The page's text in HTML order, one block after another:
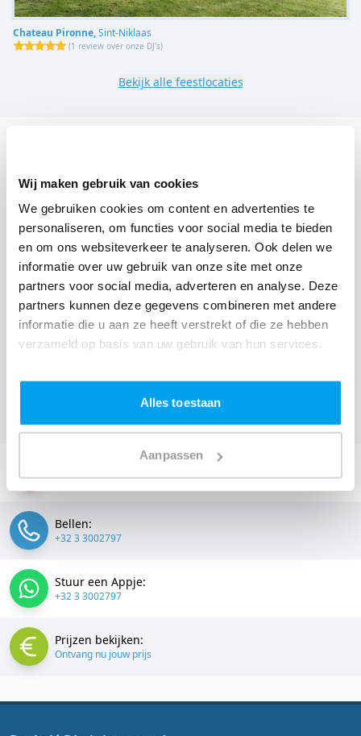
Wij maken gebruik van cookies
We gebruiken cookies om content en advertenties te
personaliseren, om functies voor social media te bieden
en om ons websiteverkeer te analyseren. Ook delen we
informatie over uw gebruik van onze site met onze
partners voor social media, adverteren en analyse. Deze
partners kunnen deze gegevens combineren met andere
informatie die u aan ze heeft verstrekt of die ze hebben
verzameld op basis van uw gebruik van hun services.
Alles toestaan
Aanpassen
Chateau Pironne,Sint-Niklaas
(1 review over onze DJ's)
Bekijk alle feestlocaties
EenDJ boekenzonder zorgen in De rode poort: dat is
onze garantie. Van de afstemming met de locatie tot
een reserve DJ. Wij zorgen dat het goed komt. Maar
voordat je een DJ voor jouw feest gaat boeken, wil je
natuurlijk weten wat het kost.
EenDJ boeken uit Oost-Vlaanderenwas nog nooit zo
makkelijk. Daarom kun je bij ons online de prijs
berekenen voor jouw feest. Ook kun je nu boeken of
en omgeving, en check dus nu
voor jouw DJ
info@thedjcompany.be
Bellen:
+32 3 3002797
Stuur een Appje:
+32 3 3002797
Prijzen bekijken:
Ontvang nu jouw prijs